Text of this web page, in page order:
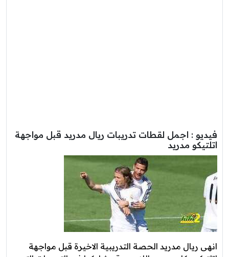
فيديو : اجمل لقطات تدريبات ريال مدريد قبل مواجهة
اتلتيكو مدريد
انهى ريال مدريد الحصة التدريبية الاخيرة قبل مواجهة